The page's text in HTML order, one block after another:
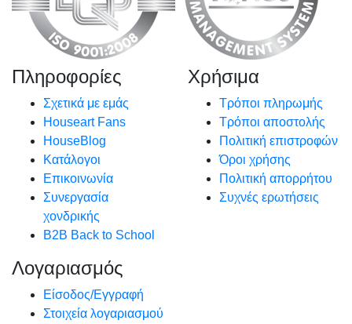
Πληροφορίες
Σχετικά με εμάς
Houseart Fans
HouseBlog
Κατάλογοι
Επικοινωνία
Συνεργασία
χονδρικής
B2B Back to School
Χρήσιμα
Τρόποι πληρωμής
Τρόποι αποστολής
Πολιτική επιστροφών
Όροι χρήσης
Πολιτική απορρήτου
Συχνές ερωτήσεις
Λογαριασμός
Είσοδος/Εγγραφή
Στοιχεία λογαριασμού